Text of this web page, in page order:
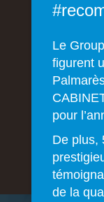
Le
figurent
pour
De plus,
de la